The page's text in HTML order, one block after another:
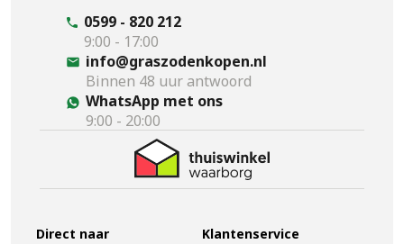
0599 - 820 212
9:00 - 17:00
info@graszodenkopen.nl
Binnen 48 uur antwoord
WhatsApp met ons
9:00 - 20:00
Direct naar Klantenservice